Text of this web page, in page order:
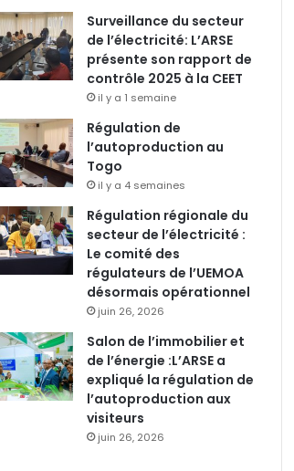
Surveillance du secteur
de l’électricité: L’ARSE
présente son rapport de
contrôle 2025 à la CEET
il y a 1 semaine
Régulation de
l’autoproduction au
Togo
il y a 4 semaines
Régulation régionale du
secteur de l’électricité :
Le comité des
régulateurs de l’UEMOA
désormais opérationnel
juin 26, 2026
Salon de l’immobilier et
de l’énergie :L’ARSE a
expliqué la régulation de
l’autoproduction aux
visiteurs
juin 26, 2026